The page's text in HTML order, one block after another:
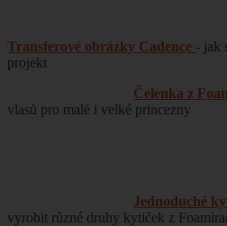
Transferové obrázky Cadence - jak
projekt
Čelenka z
vlasů pro malé i velké princezny
Jednoduché
vyrobit různé druhy kytiček z